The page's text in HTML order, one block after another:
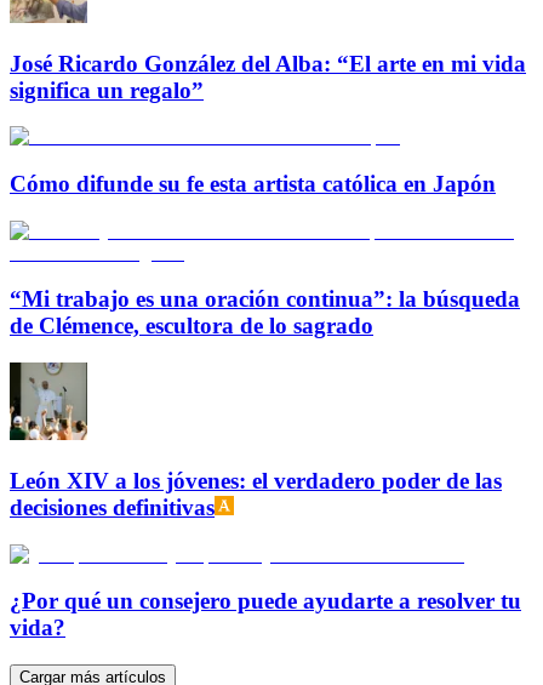
José Ricardo González del Alba: “El arte en mi vida
significa un regalo”
Cómo difunde su fe esta artista católica en Japón
“Mi trabajo es una oración continua”: la búsqueda
de Clémence, escultora de lo sagrado
León XIV a los jóvenes: el verdadero poder de las
decisiones definitivas
¿Por qué un consejero puede ayudarte a resolver tu
vida?
Cargar más artículos